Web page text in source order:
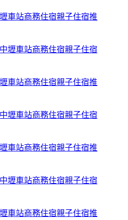
車站商務住宿親子住宿推
車站商務住宿親子住宿推
車站商務住宿親子住宿推
車站商務住宿親子住宿推